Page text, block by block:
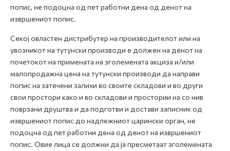
попис, не подоцна од пет работни дена од денот на
извршениот попис.
Секој овластен дистрибутер на производителот или на
увозникот на тутунски производи е должен на денот на
почетокот на примената на зголемената акциза и/или
малопродажна цена на тутунски производи да направи
попис на затечени залихи во своите складови и во други
свои простори како и во складови и простории на со нив
поврзани друштва и да подготви и достави записник од
извршениот попис до надлежниот царински орган, не
подоцна од пет работни дена од денот на извршениот
попис. Овие лица се должни да ја пресметаат зголемената